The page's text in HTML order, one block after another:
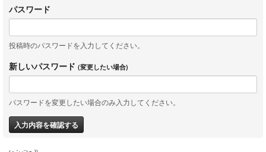
パスワード
投稿時のパスワードを入力してください。
新しいパスワード (変更したい場合)
パスワードを変更したい場合のみ入力してください。
入力内容を確認する